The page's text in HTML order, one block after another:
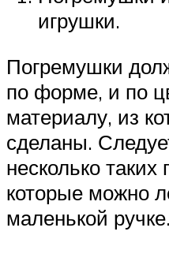
игрушки.
Погремушки
по форме, и по
материалу, из
сделаны.
несколько таких
которые можно
маленькой ручке.